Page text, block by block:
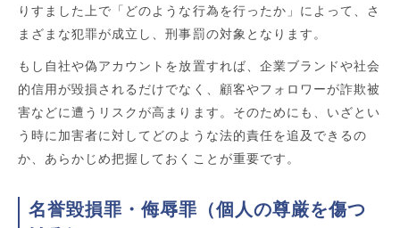
りすました上で「どのような行為を行ったか」によって、さ
まざまな犯罪が成立し、刑事罰の対象となります。
もし自社や偽アカウントを放置すれば、企業ブランドや社会
的信用が毀損されるだけでなく、顧客やフォロワーが詐欺被
害などに遭うリスクが高まります。そのためにも、いざとい
う時に加害者に対してどのような法的責任を追及できるの
か、あらかじめ把握しておくことが重要です。
名誉毀損罪・侮辱罪（個人の尊厳を傷つ